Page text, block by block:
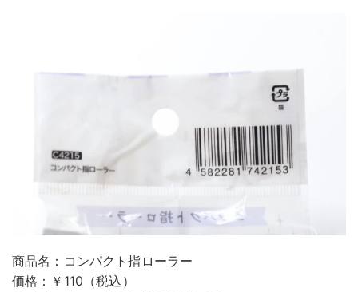
商品名：コンパクト指ローラー
価格：￥110（税込）